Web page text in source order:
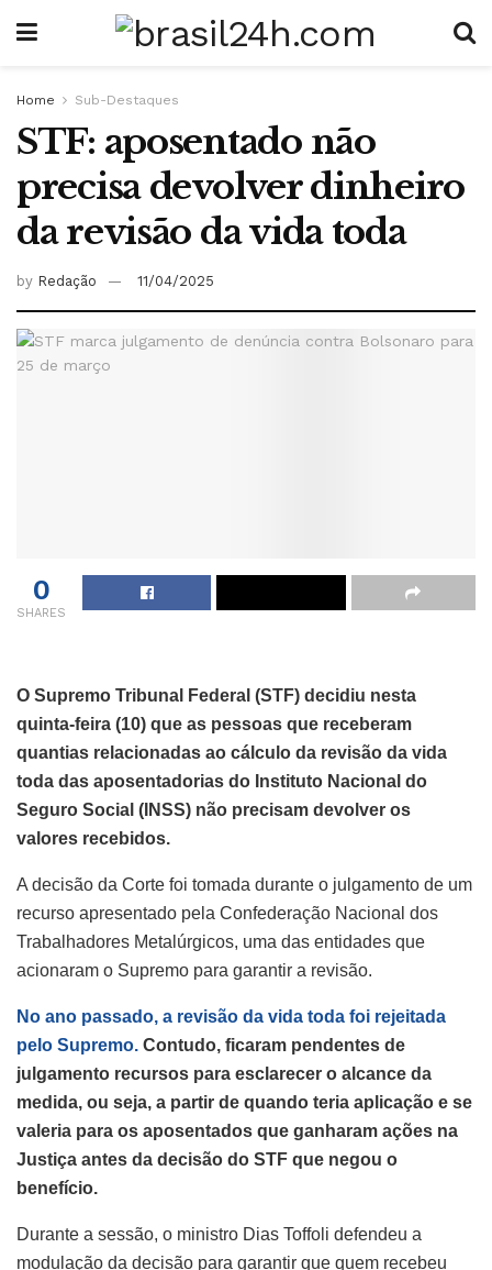
Home Sub-Destaques
STF: aposentado não
precisa devolver dinheiro
da revisão da vida toda
by Redação 11/04/2025
0
SHARES
O Supremo Tribunal Federal (STF) decidiu nesta
quinta-feira (10) que as pessoas que receberam
quantias relacionadas ao cálculo da revisão da vida
toda das aposentadorias do Instituto Nacional do
Seguro Social (INSS) não precisam devolver os
valores recebidos.
A decisão da Corte foi tomada durante o julgamento de um
recurso apresentado pela Confederação Nacional dos
Trabalhadores Metalúrgicos, uma das entidades que
acionaram o Supremo para garantir a revisão.
No ano passado, a revisão da vida toda foi rejeitada
pelo Supremo. Contudo, ficaram pendentes de
julgamento recursos para esclarecer o alcance da
medida, ou seja, a partir de quando teria aplicação e se
valeria para os aposentados que ganharam ações na
Justiça antes da decisão do STF que negou o
benefício.
Durante a sessão, o ministro Dias Toffoli defendeu a
modulação da decisão para garantir que quem recebeu